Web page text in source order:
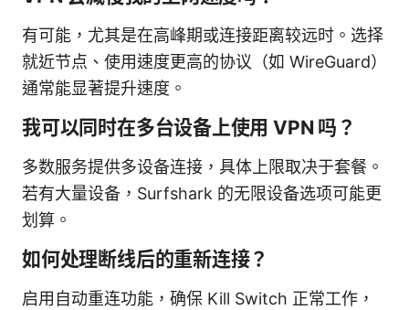
有可能，尤其是在高峰期或连接距离较远时。选择
就近节点、使用速度更高的协议（如 WireGuard）
通常能显著提升速度。
我可以同时在多台设备上使用 VPN 吗？
多数服务提供多设备连接，具体上限取决于套餐。
若有大量设备，Surfshark 的无限设备选项可能更
划算。
如何处理断线后的重新连接？
启用自动重连功能，确保 Kill Switch 正常工作，